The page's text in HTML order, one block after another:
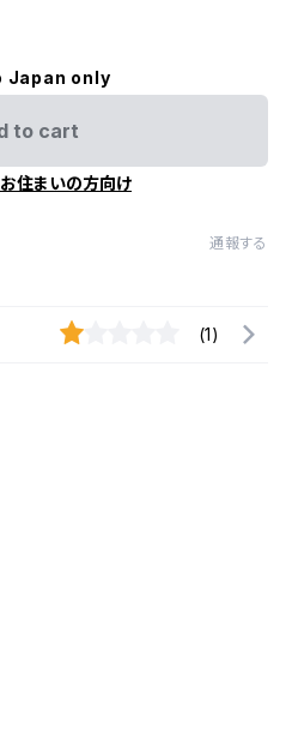
Japan only
to cart
住まいの方向け
通報する
(1)